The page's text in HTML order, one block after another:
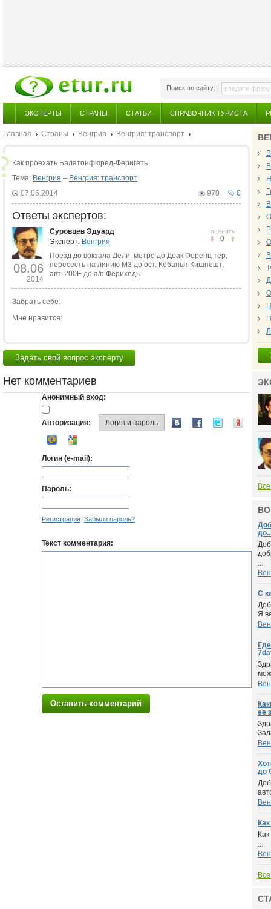
Поиск по сайту:
ЭКСПЕРТЫ СТРАНЫ СТАТЬИ СПРАВОЧНИК ТУРИСТА
Главная Страны Венгрия Венгрия: транспорт
Как проехать Балатонфюред-Феригеть
Тема: Венгрия – Венгрия: транспорт
0
970
07.06.2014
Ответы экспертов:
08.06
2014
оценить
0
Суровцев Эдуард
Эксперт: Венгрия
Поезд до вокзала Дели, метро до Деак Ференц тер,
пересесть на линию М3 до ост. Кёбанья-Кишпешт,
авт. 200Е до а/п Ферихедь.
Забрать себе:
Мне нравится:
Задать свой вопрос эксперту
Нет комментариев
Анонимный вход:
Авторизация: Логин и пароль
Логин (e-mail):
Пароль:
Регистрация Забыли пароль?
Текст комментария:
Оставить комментарий
...
С
Я
ее
до
...